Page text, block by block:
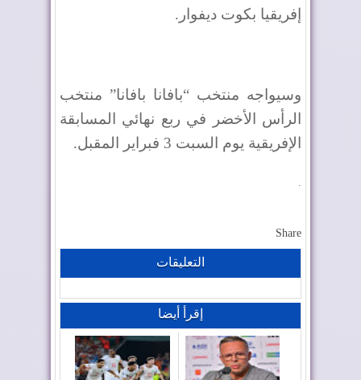
إفريقيا بكوت ديفوار .
وسيواجه منتخب “بافانا بافانا” منتخب
الرأس الأخضر في ربع نهائي المسابقة
الإفريقية يوم السبت 3 فبراير المقبل
.
.
Share
التعليقات
إقرأ أيضا